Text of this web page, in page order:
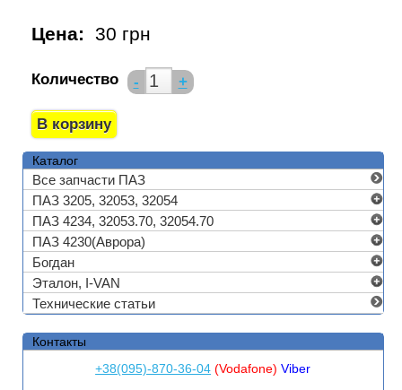
Цена: 30 грн
Количество - +
Каталог
Все запчасти ПАЗ
ПАЗ 3205, 32053, 32054
ПАЗ 4234, 32053.70, 32054.70
ПАЗ 4230(Аврора)
Богдан
Эталон, I-VAN
Технические статьи
Контакты
+38(095)-870-36-04 (Vodafone)Viber